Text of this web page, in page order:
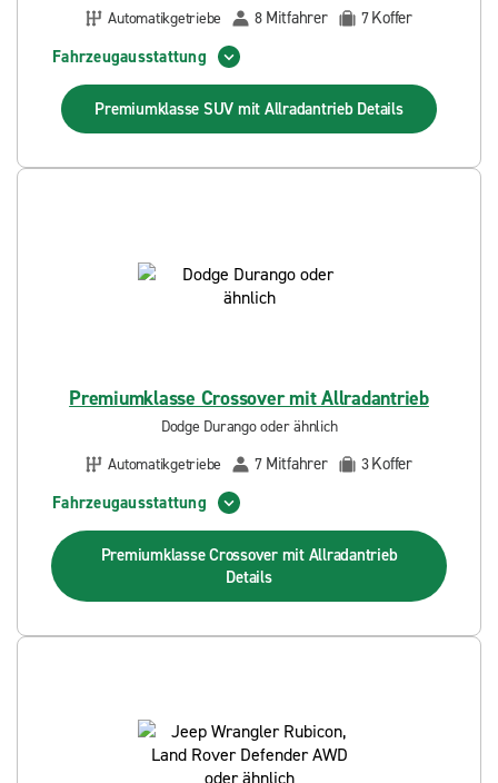
Automatikgetriebe
8 Mitfahrer 7Koffer
Fahrzeugausstattung
Premiumklasse SUV mit Allradantrieb Details
Premiumklasse Crossover mit Allradantrieb
Dodge Durango oder ähnlich
Automatikgetriebe
7 Mitfahrer 3Koffer
Fahrzeugausstattung
Premiumklasse Crossover mit Allradantrieb
Details